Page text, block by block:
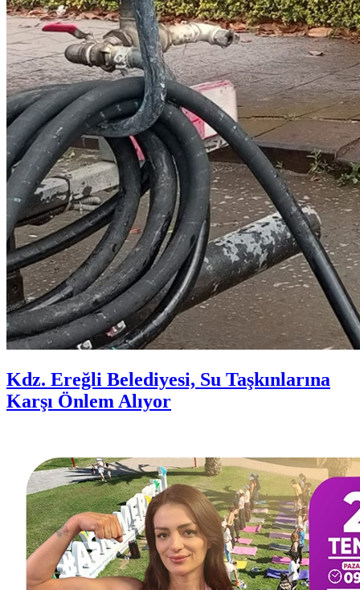
Kdz. Ereğli Belediyesi, Su Taşkınlarına
Karşı Önlem Alıyor